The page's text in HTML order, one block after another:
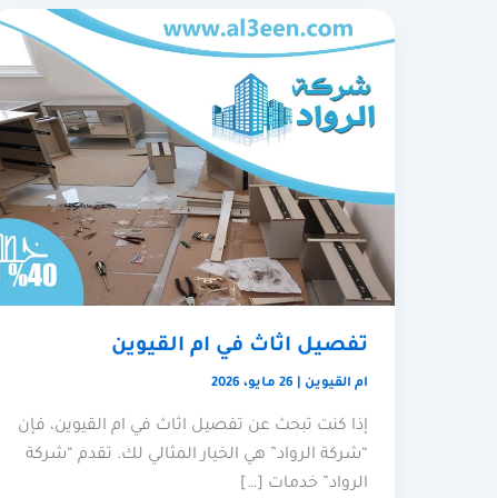
تفصيل اثاث في ام القيوين
ام القيوين 26 مايو، 2026
إذا كنت تبحث عن تفصيل اثاث في ام القيوين، فإن
“شركة الرواد” هي الخيار المثالي لك. تقدم “شركة
الرواد” خدمات […]